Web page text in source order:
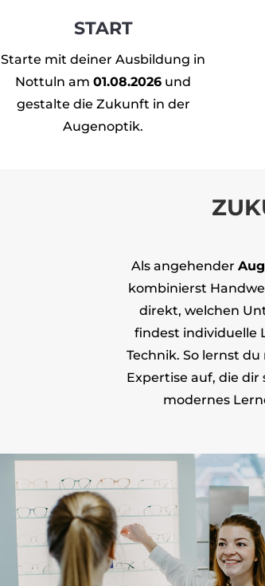
START
Starte mit deiner Ausbildung in
Nottuln am01.08.2026 und
gestalte die Zukunft in der
Augenoptik.
Als angehender
kombinierst
direkt, welchen
findest individuelle
Technik. So lernst
Expertise auf, die
modernes